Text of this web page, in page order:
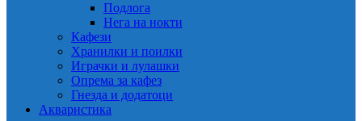
Подлога
Нега на нокти
Кафези
Хранилки и поилки
Играчки и лулашки
Опрема за кафез
Гнезда и додатоци
Акваристика